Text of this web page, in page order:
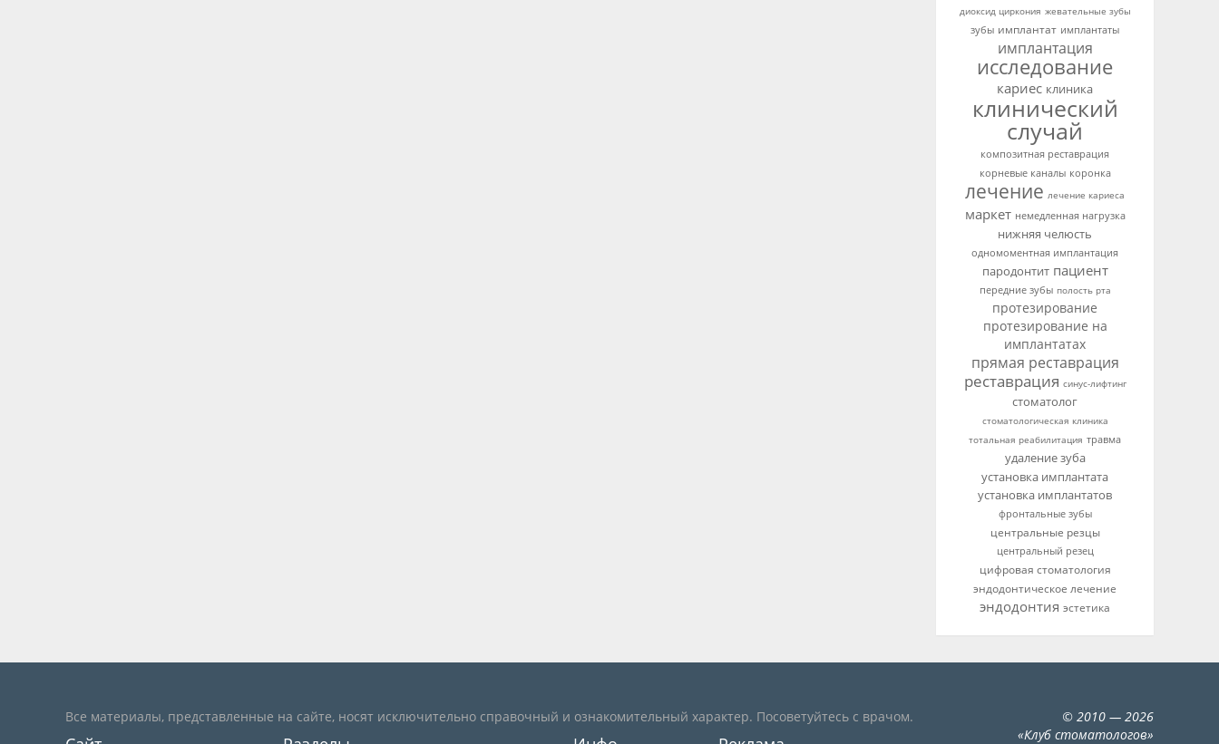
диоксид циркония жевательные зубы
зубы имплантат имплантаты
имплантация
исследование
кариес клиника
клинический
случай
композитная реставрация
корневые каналы коронка
лечение лечение кариеса
маркет немедленная нагрузка
нижняя челюсть
одномоментная имплантация
пародонтит пациент
передние зубы полость рта
протезирование
протезирование на
имплантатах
прямая реставрация
реставрация синус-лифтинг
стоматолог
стоматологическая клиника
тотальная реабилитация травма
удаление зуба
установка имплантата
установка имплантатов
фронтальные зубы
центральные резцы
центральный резец
цифровая стоматология
эндодонтическое лечение
эндодонтия эстетика
Все материалы, представленные на сайте, носят исключительно справочный и ознакомительный характер. Посоветуйтесь с врачом. © 2010 — 2026
«Клуб стоматологов»